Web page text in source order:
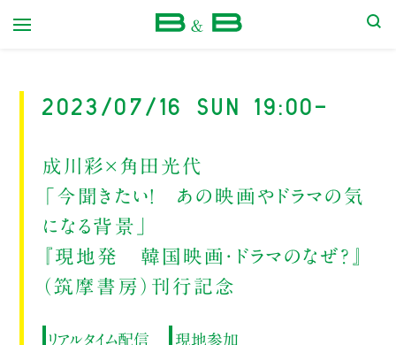
2023/07/16 Sun 19:00-
成川彩×角田光代
「今聞きたい！ あの映画やドラマの気
になる背景」
『現地発 韓国映画・ドラマのなぜ？』
（筑摩書房）刊行記念
リアルタイム配信 現地参加